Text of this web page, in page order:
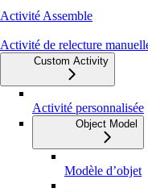
Activité Assemble
Activité de relecture
Custom Activity
Activité personnalisée
Object Model
Modèle d’objet